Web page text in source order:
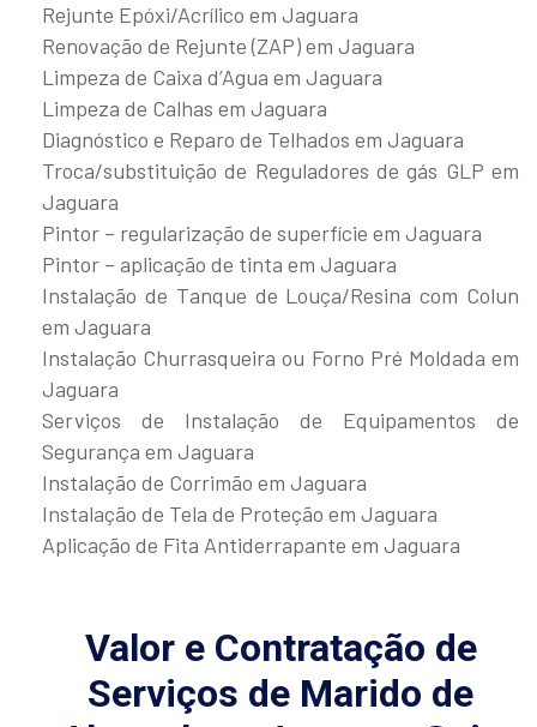
Rejunte Epóxi/Acrílico em Jaguara
Renovação de Rejunte (ZAP) em Jaguara
Limpeza de Caixa d’Agua em Jaguara
Limpeza de Calhas em Jaguara
Diagnóstico e Reparo de Telhados em Jaguara
Troca/substituição de Reguladores de gás GLP em
Jaguara
Pintor – regularização de superfície em Jaguara
Pintor – aplicação de tinta em Jaguara
Instalação de Tanque de Louça/Resina com Colun
em Jaguara
Instalação Churrasqueira ou Forno Pré Moldada em
Jaguara
Serviços de Instalação de Equipamentos de
Segurança em Jaguara
Instalação de Corrimão em Jaguara
Instalação de Tela de Proteção em Jaguara
Aplicação de Fita Antiderrapante em Jaguara
Valor e Contratação de
Serviços de Marido de